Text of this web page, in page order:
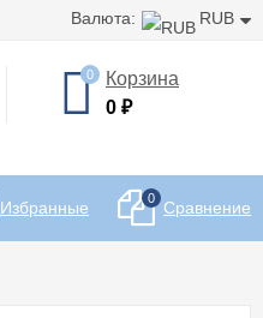
Валюта: RUB
0
Корзина
0 ₽
Избранные 0 Сравнение